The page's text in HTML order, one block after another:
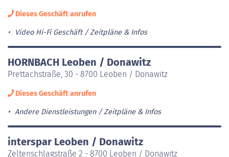
Dieses Geschäft anrufen
Video Hi-Fi Geschäft Zeitpläne & Infos
HORNBACH Leoben / Donawitz
Prettachstraße, 30 - 8700 Leoben / Donawitz
Dieses Geschäft anrufen
Andere Dienstleistungen Zeitpläne & Infos
interspar Leoben / Donawitz
Zeltenschlagstraße 2 - 8700 Leoben / Donawitz